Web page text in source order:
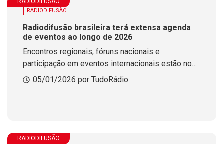
RADIODIFUSÃO
Radiodifusão brasileira terá extensa agenda
de eventos ao longo de 2026
Encontros regionais, fóruns nacionais e
participação em eventos internacionais estão no
calendário preparado pela ABERT e associações
05/01/2026 por TudoRádio
RADIODIFUSÃO